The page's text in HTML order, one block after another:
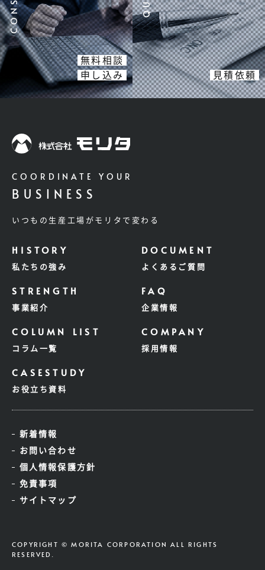
無料相談
申し込み
見積依頼
COORDINATE YOUR
BUSINESS
いつもの生産工場がモリタで変わる
私たちの強み
事業紹介
コラム一覧
お役立ち資料
よくあるご質問
企業情報
採用情報
新着情報
お問い合わせ
個人情報保護方針
免責事項
サイトマップ
COPYRIGHT © MORITA CORPORATION ALL RIGHTS
RESERVED.